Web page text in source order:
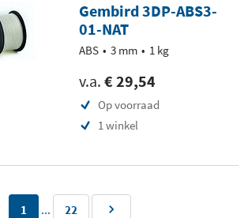
Gembird 3DP-ABS3-
01-NAT
ABS 3 mm 1 kg
v.a. € 29,54
Op voorraad
1 winkel
1 ... 22